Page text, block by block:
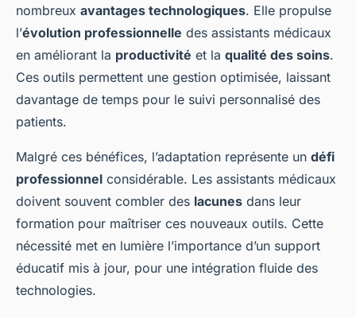
nombreux avantages technologiques. Elle propulse
l’évolution professionnelle des assistants médicaux
en améliorant la productivité et la qualité des soins.
Ces outils permettent une gestion optimisée, laissant
davantage de temps pour le suivi personnalisé des
patients.
Malgré ces bénéfices, l’adaptation représente un défi
professionnel considérable. Les assistants médicaux
doivent souvent combler des lacunes dans leur
formation pour maîtriser ces nouveaux outils. Cette
nécessité met en lumière l’importance d’un support
éducatif mis à jour, pour une intégration fluide des
technologies.